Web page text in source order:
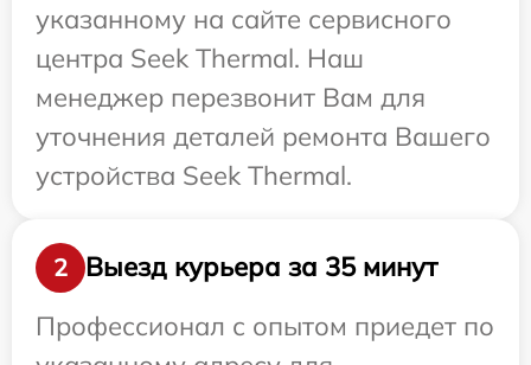
указанному на сайте сервисного
центра Seek Thermal. Наш
менеджер перезвонит Вам для
уточнения деталей ремонта Вашего
устройства Seek Thermal.
2
Выезд курьера за 35 минут
Профессионал с опытом приедет по